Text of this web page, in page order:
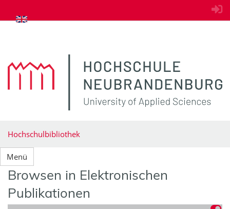
zum Inhalt springen
Hochschulbibliothek
Menü
Browsen in Elektronischen
Publikationen